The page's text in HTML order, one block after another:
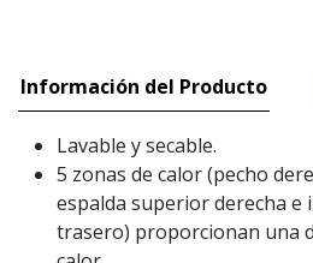
Información del Producto
Lavable y secable.
5 zonas de calor (pecho
espalda superior derecha e
trasero) proporcionan una